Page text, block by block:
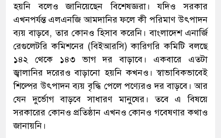
হয়নি বলেও জানিয়েছেন বিশেষজ্ঞরা। যদিও সরকার
এখনপর্যন্ত এলএনজি আমদানির ফলে কী পরিমাণ উৎপাদন
ব্যয় বাড়বে, তার কোনও হিসাব করেনি। বাংলাদেশ এনার্জি
রেগুলেটরি কমিশনের (বিইআরসি) কারিগরি কমিটি বলছে
১৪২ থেকে ১৪৩ ভাগ দর বাড়াবে। একবারে এতটা
জ্বালানির দরেরও বাড়ানো হয়নি কখনও। স্বাভাবিকভাবেই
শিল্পের উৎপাদন ব্যয় বৃদ্ধি পেলে পণ্যেরও দর বাড়বে। আর
যেন দুর্ভোগ বাড়বে সাধারণ মানুষের। তবে এ বিষয়ে
সরকারের কোনও প্রতিষ্ঠান এখনও কোনও গবেষণার কথাও
জানায়নি।